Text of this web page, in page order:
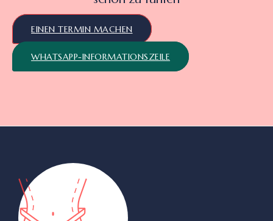
EINEN TERMIN MACHEN
WHATSAPP-INFORMATIONSZEILE